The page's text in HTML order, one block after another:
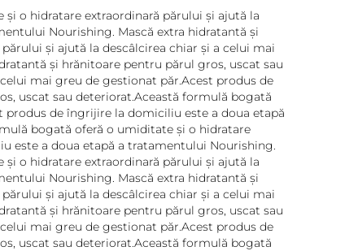
o hidratare extraordinară părului și ajută la
Nourishing. Mască extra hidratantă și
și ajută la descâlcirea chiar și a celui mai
și hrănitoare pentru părul gros, uscat sau
mai greu de gestionat păr.Acest produs de
uscat sau deteriorat.Această formulă bogată
de îngrijire la domiciliu este a doua etapă
bogată oferă o umiditate și o hidratare
este a doua etapă a tratamentului Nourishing.
o hidratare extraordinară părului și ajută la
Nourishing. Mască extra hidratantă și
și ajută la descâlcirea chiar și a celui mai
și hrănitoare pentru părul gros, uscat sau
mai greu de gestionat păr.Acest produs de
uscat sau deteriorat.Această formulă bogată